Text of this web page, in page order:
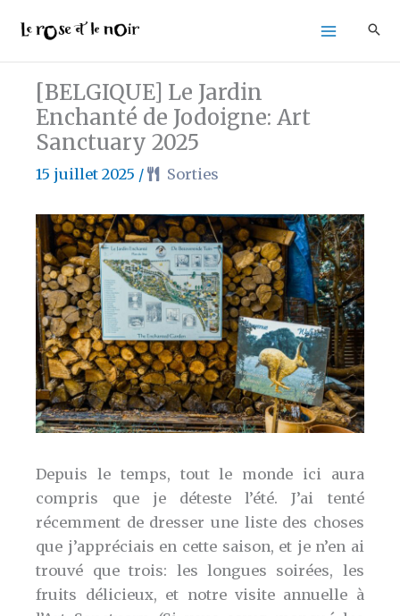
contenu
[BELGIQUE] Le Jardin
Enchanté de Jodoigne: Art
Sanctuary 2025
15 juillet 2025 / Sorties
Depuis le temps, tout le monde ici aura
compris que je déteste l’été. J’ai tenté
récemment de dresser une liste des choses
que j’appréciais en cette saison, et je n’en ai
trouvé que trois: les longues soirées, les
fruits délicieux, et notre visite annuelle à